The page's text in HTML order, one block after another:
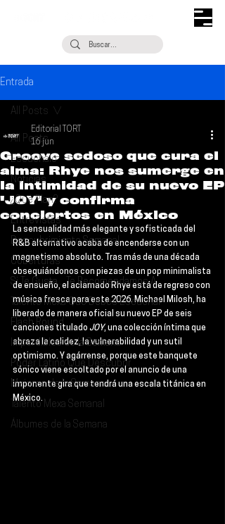
Entrada
All Posts
Escúchalo
Noticias
¿Qué Plan?
Entrevistas
Descubrimiento Semanal
Coberturas
Si Te Gusta... Te Recomendamos A...
Talento Mexa Que Debes Escuchar
Flash Round
Imperdibles de la Semana
Poder Latino Que Descubrir
Mejores de la Semana
Talento Mexa Semanal
Álbumes de la Semana
All Posts
Groove sedoso que cura el
alma: Rhye nos sumerge en
la intimidad de su nuevo EP
'JOY' y confirma
conciertos en México
Editorial TORT
16 jun
La sensualidad más elegante y sofisticada del
R&B alternativo acaba de encenderse con un
magnetismo absoluto. Tras más de una década
obsequiándonos con piezas de un pop minimalista
de ensueño, el aclamado Rhye está de regreso con
música fresca para este 2026. Michael Milosh, ha
liberado de manera oficial su nuevo EP de seis
canciones titulado JOY, una colección íntima que
abraza la calidez, la vulnerabilidad y un sutil
optimismo. Y agárrense, porque este banquete
sónico viene escoltado por el anuncio de una
imponente gira que tendrá una escala titánica en
México.